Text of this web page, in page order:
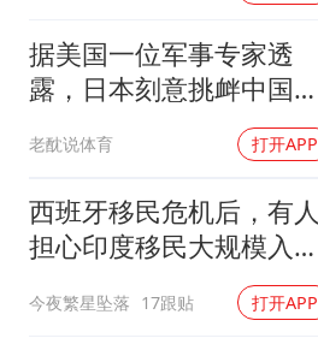
据美国一位军事专家透
露，日本刻意挑衅中国，
是为了实现别的目标
老酖说体育 打开APP
西班牙移民危机后，有人
担心印度移民大规模入侵
今夜繁星坠落 17跟贴 打开APP